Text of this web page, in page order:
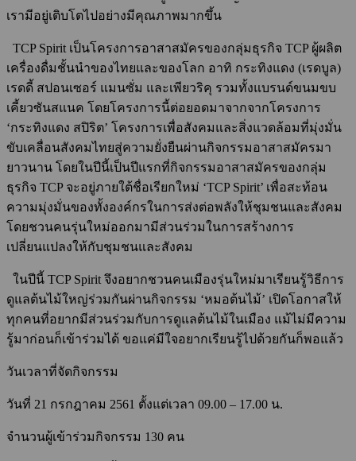
เรามีอยู่เติบโตไปอย่างมีคุณภาพมากขึ้น
TCP Spirit เป็นโครงการอาสาสมัครของกลุ่มธุรกิจ TCP ผู้ผลิต
เครื่องดื่มชั้นนำของไทยและของโลก อาทิ กระทิงแดง (เรดบูล)
เรดดี้ สปอนเซอร์ แมนซั่ม และเพียวริคุ รวมทั้งแบรนด์ขนมขบ
เคี้ยวซันสแนค โดยโครงการนี้ต่อยอดมาจากจากโครงการ
‘กระทิงแดง สปิริต’ โครงการเพื่อสังคมและสิ่งแวดล้อมที่มุ่งมั่น
ขับเคลื่อนสังคมไทยสู่ความยั่งยืนผ่านกิจกรรมอาสาสมัครมา
ยาวนาน โดยในปีนี้เป็นปีแรกที่กิจกรรมอาสาสมัครของกลุ่ม
ธุรกิจ TCP จะอยู่ภายใต้ชื่อเรียกใหม่ ‘TCP Spirit’ เพื่อสะท้อน
ความมุ่งมั่นของทั้งองค์กรในการส่งต่อพลังให้ชุมชนและสังคม
โดยชวนคนรุ่นใหม่ออกมามีส่วนร่วมในการสร้างการ
เปลี่ยนแปลงให้กับชุมชนและสังคม
ในปีนี้ TCP Spirit จึงอยากชวนคนเมืองรุ่นใหม่มาเรียนรู้วิธีการ
ดูแลต้นไม้ใหญ่ร่วมกันผ่านกิจกรรม ‘หมอต้นไม้’ เปิดโอกาสให้
ทุกคนที่อยากมีส่วนร่วมกับการดูแลต้นไม้ในเมือง แม้ไม่มีความ
รู้มาก่อนก็เข้าร่วมได้ ขอแค่มีใจอยากเรียนรู้ไปด้วยกันก็พอแล้ว
วันเวลาที่จัดกิจกรรม
วันที่ 21 กรกฎาคม 2561 ตั้งแต่เวลา 09.00 – 17.00 น.
จำนวนผู้เข้าร่วมกิจกรรม 130 คน